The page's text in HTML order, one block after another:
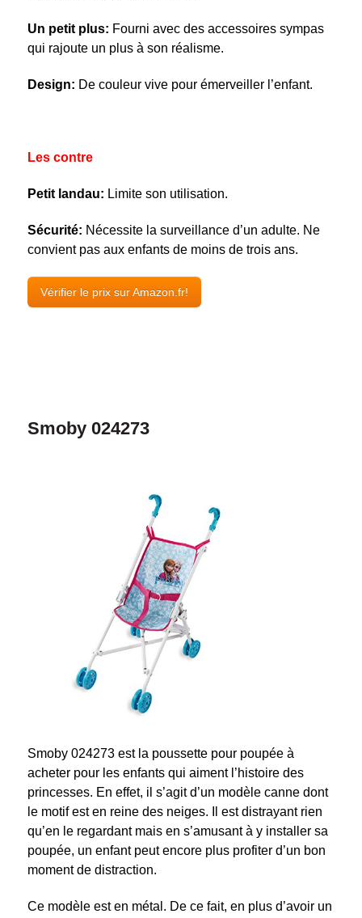
Un petit plus: Fourni avec des accessoires sympas
qui rajoute un plus à son réalisme.
Design: De couleur vive pour émerveiller l’enfant.
Les contre
Petit landau: Limite son utilisation.
Sécurité: Nécessite la surveillance d’un adulte. Ne
convient pas aux enfants de moins de trois ans.
Vérifier le prix sur Amazon.fr!
Smoby 024273
Smoby 024273 est la poussette pour poupée à
acheter pour les enfants qui aiment l’histoire des
princesses. En effet, il s’agit d’un modèle canne dont
le motif est en reine des neiges. Il est distrayant rien
qu’en le regardant mais en s’amusant à y installer sa
poupée, un enfant peut encore plus profiter d’un bon
moment de distraction.
Ce modèle est en métal. De ce fait, en plus d’avoir un